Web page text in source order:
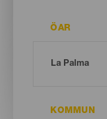
ÖAR
KOMMUN